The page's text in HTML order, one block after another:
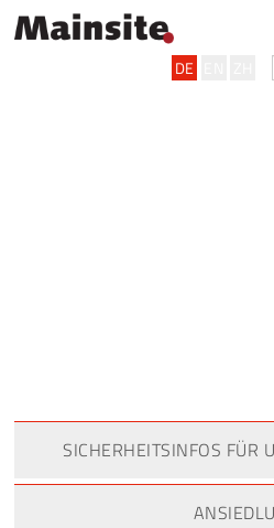
DE
SICHERHEITSINFOS FÜR